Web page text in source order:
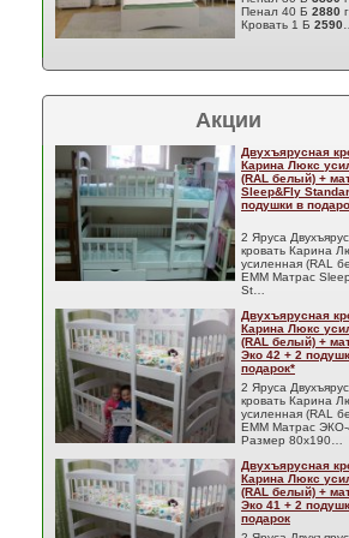
Пенал 40 Б 2880
Кровать 1 Б 2590
Акции
Двухъярусная
Карина Люкс
(RAL белый) +
Sleep&Fly
подушки в
2 Яруса
кровать Карина
усиленная (RAL
EMM Матрас
St…
Двухъярусная
Карина Люкс
(RAL белый) +
Эко 42 + 2
подарок*
2 Яруса
кровать Карина
усиленная (RAL
EMM Матрас
Размер 80x190…
Двухъярусная
Карина Люкс
(RAL белый) +
Эко 41 + 2
подарок